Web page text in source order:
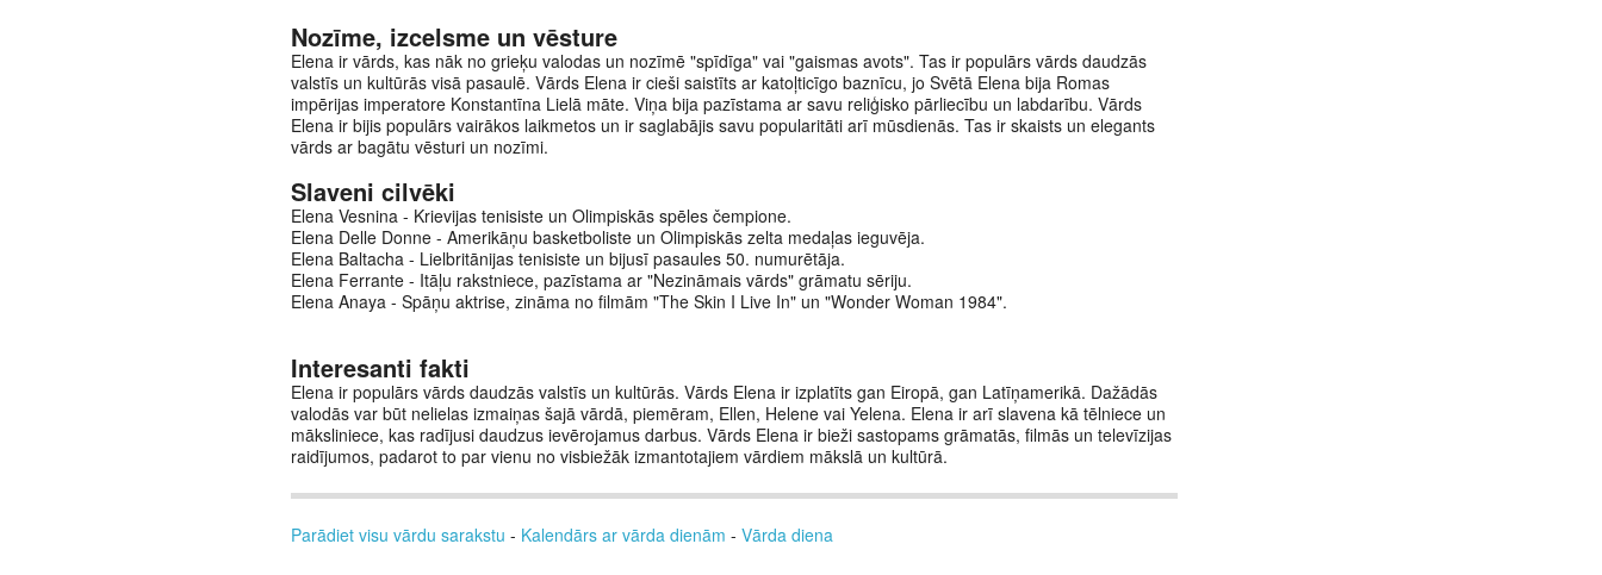
Nozīme, izcelsme un vēsture
Elena ir vārds, kas nāk no grieķu valodas un nozīmē "spīdīga" vai "gaismas avots". Tas ir populārs vārds daudzās
valstīs un kultūrās visā pasaulē. Vārds Elena ir cieši saistīts ar katoļticīgo baznīcu, jo Svētā Elena bija Romas
impērijas imperatore Konstantīna Lielā māte. Viņa bija pazīstama ar savu reliģisko pārliecību un labdarību. Vārds
Elena ir bijis populārs vairākos laikmetos un ir saglabājis savu popularitāti arī mūsdienās. Tas ir skaists un elegants
vārds ar bagātu vēsturi un nozīmi.
Slaveni cilvēki
Elena Vesnina - Krievijas tenisiste un Olimpiskās spēles čempione.
Elena Delle Donne - Amerikāņu basketboliste un Olimpiskās zelta medaļas ieguvēja.
Elena Baltacha - Lielbritānijas tenisiste un bijusī pasaules 50. numurētāja.
Elena Ferrante - Itāļu rakstniece, pazīstama ar "Nezināmais vārds" grāmatu sēriju.
Elena Anaya - Spāņu aktrise, zināma no filmām "The Skin I Live In" un "Wonder Woman 1984".
Interesanti fakti
Elena ir populārs vārds daudzās valstīs un kultūrās. Vārds Elena ir izplatīts gan Eiropā, gan Latīņamerikā. Dažādās
valodās var būt nelielas izmaiņas šajā vārdā, piemēram, Ellen, Helene vai Yelena. Elena ir arī slavena kā tēlniece un
māksliniece, kas radījusi daudzus ievērojamus darbus. Vārds Elena ir bieži sastopams grāmatās, filmās un televīzijas
raidījumos, padarot to par vienu no visbiežāk izmantotajiem vārdiem mākslā un kultūrā.
Parādiet visu vārdu sarakstu - Kalendārs ar vārda dienām - Vārda diena